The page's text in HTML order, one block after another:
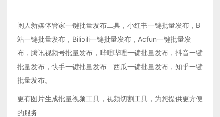
闲人新媒体管家一键批量发布工具，小红书一键批量发布，B
站一键批量发布，Bilibili一键批量发布，Acfun一键批量发
布，腾讯视频号批量发布，哔哩哔哩一键批量发布，抖音一键
批量发布，快手一键批量发布，西瓜一键批量发布，知乎一键
批量发布。
更有图片生成批量视频工具，视频切割工具，为您提供更方便
的服务